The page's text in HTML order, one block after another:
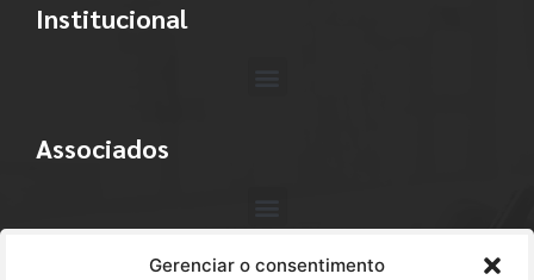
Gerenciar o consentimento
Institucional
Associados